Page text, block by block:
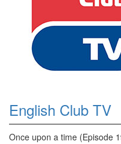
English Club TV
Once upon a time (Episode